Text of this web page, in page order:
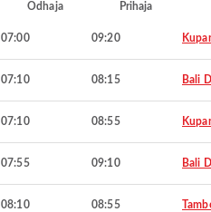
Odhaja Prihaja
07:00 09:20
07:10 08:15 Bali
07:10 08:55
07:55 09:10 Bali
08:10 08:55